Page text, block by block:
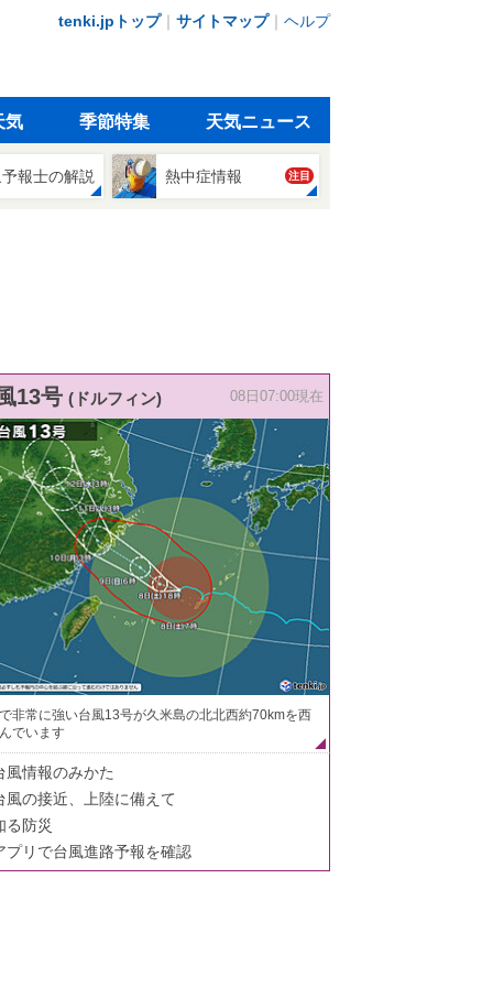
tenki.jpトップ｜ サイトマップ｜ ヘルプ
気 季節特集 天気ニュース
報士の解説 熱中症情報 注目
13号 (ドルフィン) 08日07:00現在
非常に強い台風13号が久米島の北北西約70kmを西
でいます
風情報のみかた
風の接近、上陸に備えて
る防災
プリで台風進路予報を確認